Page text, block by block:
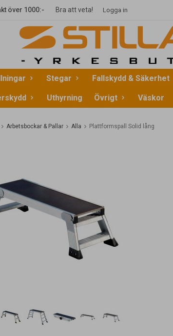
över 1000:- Bra att veta! Logga in
Stegar Fallskydd & Säkerhet
Uthyrning Övrigt Väskor
Arbetsbockar & Pallar Alla Plattformspall Solid lång